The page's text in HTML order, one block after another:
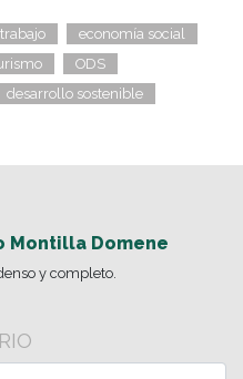
economía social
ODS
desarrollo sostenible
Montilla Domene
y completo.